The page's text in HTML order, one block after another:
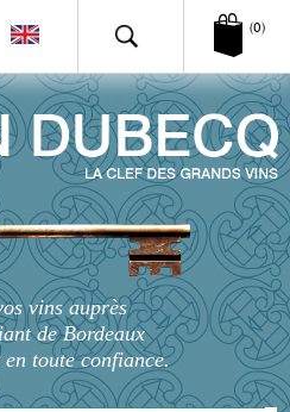
(0)
vins auprès
de Bordeaux
toute confiance.